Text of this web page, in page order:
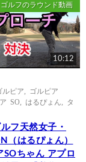
ゴルフのラウンド動画
10:12
ピア
ゴルピア
SO はるぴょん
タ
フ天然女子・
（はるぴょん）
ちゃん アプロ